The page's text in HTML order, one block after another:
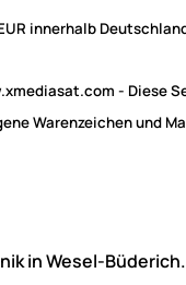
innerhalb
- Diese
Warenzeichen und
in Wesel-